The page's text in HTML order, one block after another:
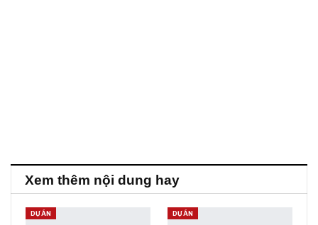
Xem thêm nội dung hay
DỰ ÁN DỰ ÁN